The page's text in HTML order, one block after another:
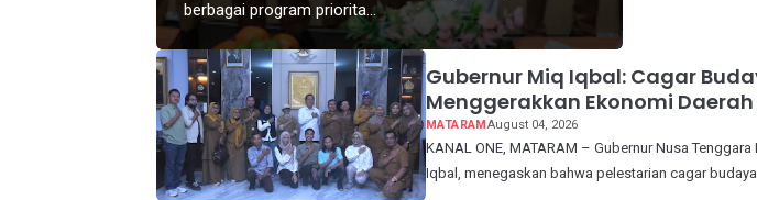
berbagai program priorita...
Gubernur Miq Iqbal: Cagar
Menggerakkan Ekonomi Daerah
MATARAM August 04, 2026
KANAL ONE, MATARAM – Gubernur Nusa
Iqbal, menegaskan bahwa pelestarian cagar